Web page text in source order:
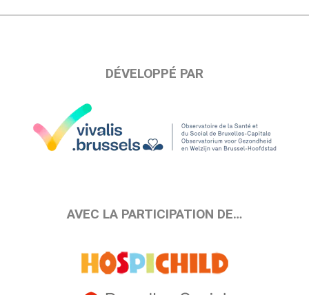
DÉVELOPPÉ PAR
AVEC LA PARTICIPATION DE…